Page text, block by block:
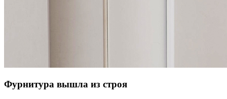
Фурнитура вышла из строя